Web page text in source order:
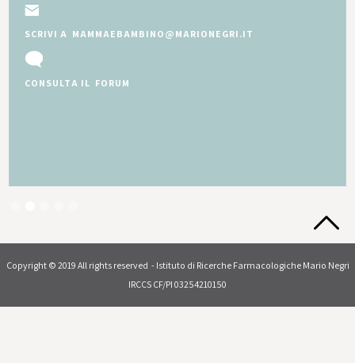
SCRIVI A MAMMAEBAMBINO@MARIONEGRI.IT
CONSULTA IL FORUM
Copyright © 2019 All rights reserved - Istituto di Ricerche Farmacologiche Mario Negri
IRCCS CF/PI 03254210150